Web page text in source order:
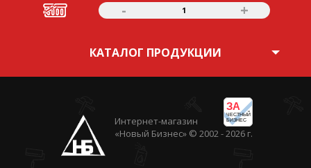
- 1 +
КАТАЛОГ ПРОДУКЦИИ
ЗА
ЧЕСТНЫЙ
БИЗНЕС
Интернет-магазин
«Новый Бизнес» © 2002 - 2026 г.